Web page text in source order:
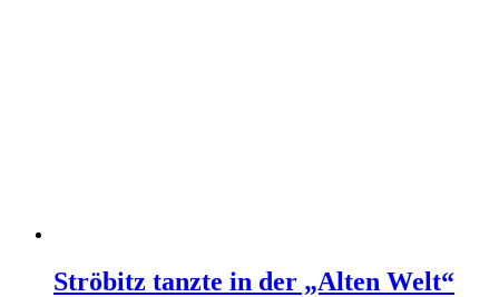
Ströbitz tanzte in der „Alten Welt“